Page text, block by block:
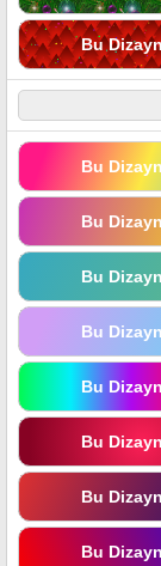
Bu
Bu
Bu
Bu
Bu
Bu
Bu
Bu
Bu